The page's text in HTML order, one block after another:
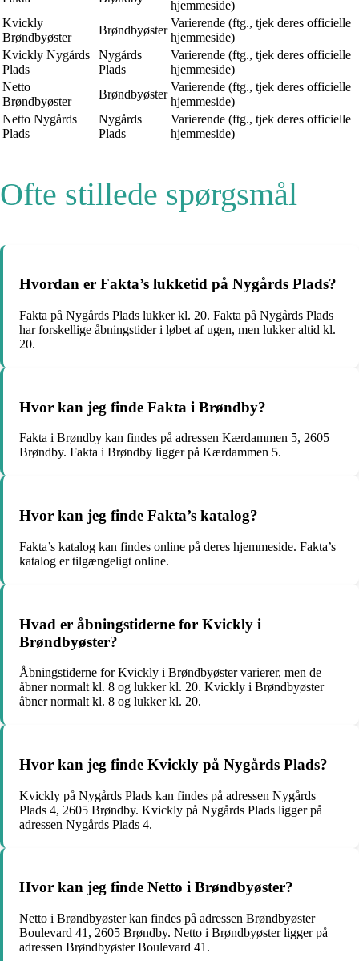
hjemmeside)
Kvickly
Brøndbyøster
Brøndbyøster
Varierende (ftg., tjek deres officielle
hjemmeside)
Kvickly Nygårds
Plads
Nygårds
Plads
Varierende (ftg., tjek deres officielle
hjemmeside)
Netto
Brøndbyøster
Brøndbyøster
Varierende (ftg., tjek deres officielle
hjemmeside)
Netto Nygårds
Plads
Nygårds
Plads
Varierende (ftg., tjek deres officielle
hjemmeside)
Ofte stillede spørgsmål
Hvordan er Fakta’s lukketid på Nygårds Plads?
Fakta på Nygårds Plads lukker kl. 20. Fakta på Nygårds Plads
har forskellige åbningstider i løbet af ugen, men lukker altid kl.
20.
Hvor kan jeg finde Fakta i Brøndby?
Fakta i Brøndby kan findes på adressen Kærdammen 5, 2605
Brøndby. Fakta i Brøndby ligger på Kærdammen 5.
Hvor kan jeg finde Fakta’s katalog?
Fakta’s katalog kan findes online på deres hjemmeside. Fakta’s
katalog er tilgængeligt online.
Hvad er åbningstiderne for Kvickly i
Brøndbyøster?
Åbningstiderne for Kvickly i Brøndbyøster varierer, men de
åbner normalt kl. 8 og lukker kl. 20. Kvickly i Brøndbyøster
åbner normalt kl. 8 og lukker kl. 20.
Hvor kan jeg finde Kvickly på Nygårds Plads?
Kvickly på Nygårds Plads kan findes på adressen Nygårds
Plads 4, 2605 Brøndby. Kvickly på Nygårds Plads ligger på
adressen Nygårds Plads 4.
Hvor kan jeg finde Netto i Brøndbyøster?
Netto i Brøndbyøster kan findes på adressen Brøndbyøster
Boulevard 41, 2605 Brøndby. Netto i Brøndbyøster ligger på
adressen Brøndbyøster Boulevard 41.